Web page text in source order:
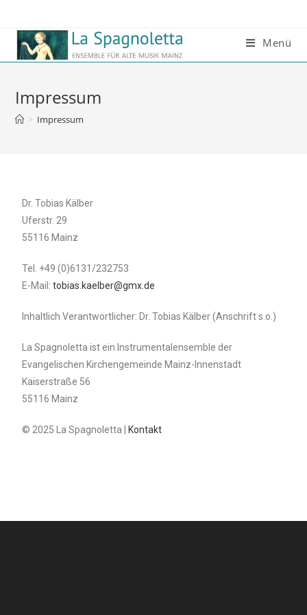
Menü
Impressum
> Impressum
Dr. Tobias Kälber
Uferstr. 29
55116 Mainz
Tel. +49 (0)6131/232753
E-Mail:tobias.kaelber@gmx.de
Inhaltlich Verantwortlicher: Dr. Tobias Kälber (Anschrift s.o.)
La Spagnoletta ist ein Instrumentalensemble der
Evangelischen Kirchengemeinde Mainz-Innenstadt
Kaiserstraße 56
55116 Mainz
© 2025 La Spagnoletta | Kontakt